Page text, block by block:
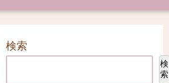
検索
検
索